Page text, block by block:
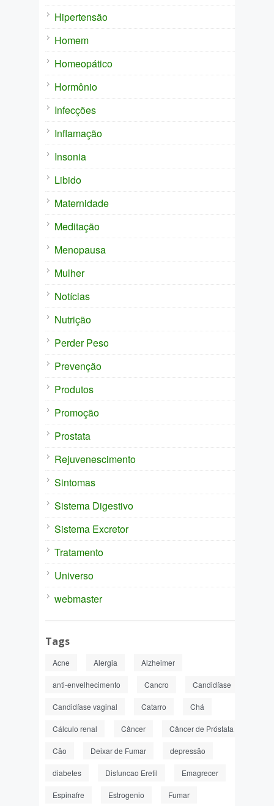
Hipertensão
Homem
Homeopático
Hormônio
Infecções
Inflamação
Insonia
Libido
Maternidade
Meditação
Menopausa
Mulher
Notícias
Nutrição
Perder Peso
Prevenção
Produtos
Promoção
Prostata
Rejuvenescimento
Sintomas
Sistema Digestivo
Sistema Excretor
Tratamento
Universo
webmaster
Tags
Acne Alergia Alzheimer
anti-envelhecimento Cancro Candidíase
Candidíase vaginal Catarro Chá
Cálculo renal Câncer Câncer de Próstata
Cão Deixar de Fumar depressão
diabetes Disfuncao Eretil Emagrecer
Espinafre Estrogenio Fumar